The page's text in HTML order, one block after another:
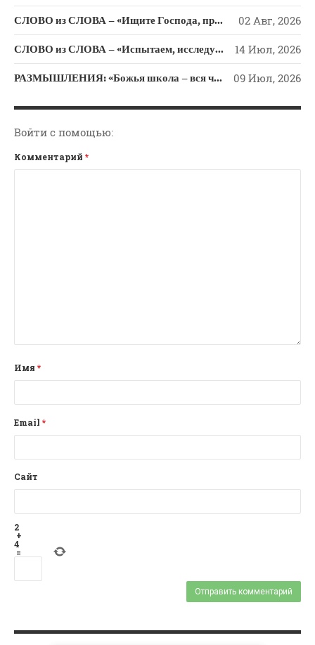
СЛОВО из СЛОВА – «Ищите Господа, призывайте Его» (Исаии 55) 02 Авг, 2026
СЛОВО из СЛОВА – «Испытаем, исследуем пути свои и обратимся к Господу» 14 Июл, 2026
РАЗМЫШЛЕНИЯ: «Божья школа – вся человеческая жизнь» 09 Июл, 2026
Войти с помощью:
Комментарий *
Имя *
Email *
Сайт
2
+
4
=